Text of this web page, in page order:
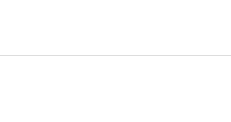
R
É